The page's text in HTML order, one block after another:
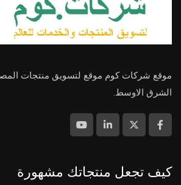
موقع شركات كوم موقع لتسويق منتجات
الشرق الاوسط.
كيف تجعل منتجاتك مشهورة